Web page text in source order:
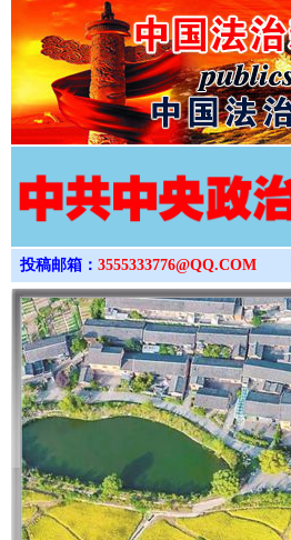
投稿邮箱： 3555333776@QQ.COM